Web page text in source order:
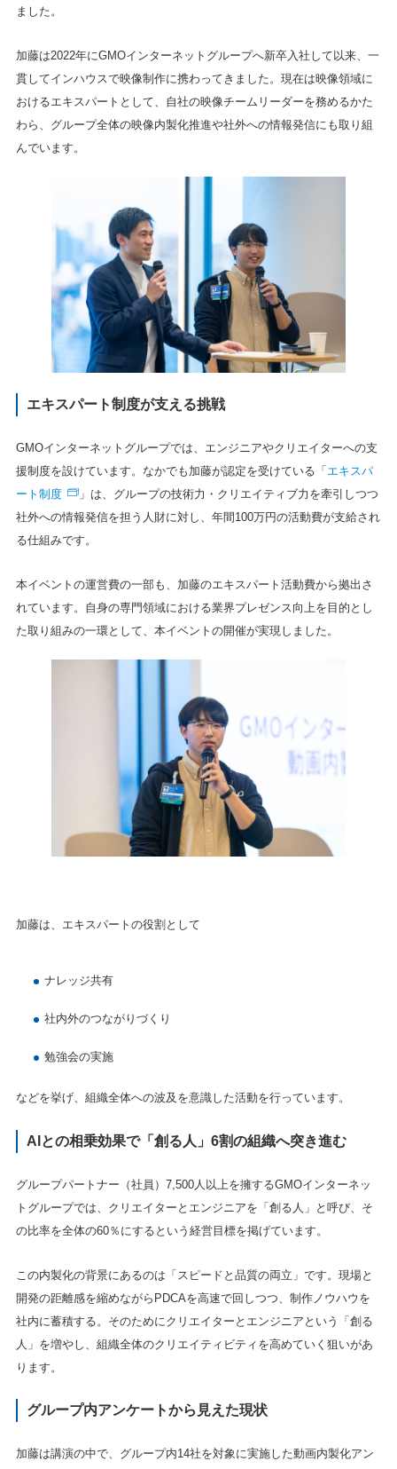
ました。
加藤は2022年にGMOインターネットグループへ新卒入社して以来、一
貫してインハウスで映像制作に携わってきました。現在は映像領域に
おけるエキスパートとして、自社の映像チームリーダーを務めるかた
わら、グループ全体の映像内製化推進や社外への情報発信にも取り組
んでいます。
エキスパート制度が支える挑戦
GMOインターネットグループでは、エンジニアやクリエイターへの支
援制度を設けています。なかでも加藤が認定を受けている「 エキスパ
ート制度
」は、グループの技術力・クリエイティブ力を牽引しつつ
社外への情報発信を担う人財に対し、年間100万円の活動費が支給され
る仕組みです。
本イベントの運営費の一部も、加藤のエキスパート活動費から拠出さ
れています。自身の専門領域における業界プレゼンス向上を目的とし
た取り組みの一環として、本イベントの開催が実現しました。
加藤は、エキスパートの役割として
ナレッジ共有
社内外のつながりづくり
勉強会の実施
などを挙げ、組織全体への波及を意識した活動を行っています。
AIとの相乗効果で「創る人」6割の組織へ突き進む
グループパートナー（社員）7,500人以上を擁するGMOインターネッ
トグループでは、クリエイターとエンジニアを「創る人」と呼び、そ
の比率を全体の60％にするという経営目標を掲げています。
この内製化の背景にあるのは「スピードと品質の両立」です。現場と
開発の距離感を縮めながらPDCAを高速で回しつつ、制作ノウハウを
社内に蓄積する。そのためにクリエイターとエンジニアという「創る
人」を増やし、組織全体のクリエイティビティを高めていく狙いがあ
ります。
グループ内アンケートから見えた現状
加藤は講演の中で、グループ内14社を対象に実施した動画内製化アン